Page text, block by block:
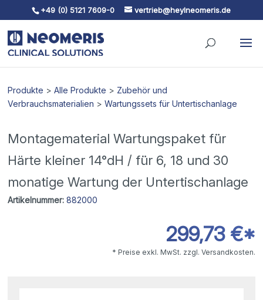
Skip To Content
+49 (0) 5121 7609-0 vertrieb@heylneomeris.de
Produkte >Alle Produkte > Zubehör und
Verbrauchsmaterialien >Wartungssets für Untertischanlage
Montagematerial Wartungspaket für
Härte kleiner 14°dH / für 6, 18 und 30
monatige Wartung der Untertischanlage
Artikelnummer: 882000
299,73 €*
* Preise exkl. MwSt. zzgl. Versandkosten.